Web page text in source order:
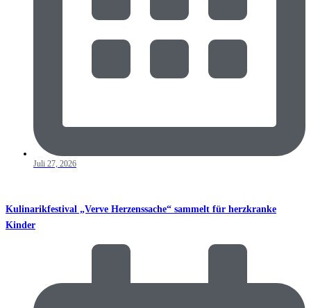
Juli 27, 2026
Kulinarikfestival „Verve Herzenssache“ sammelt für herzkranke
Kinder